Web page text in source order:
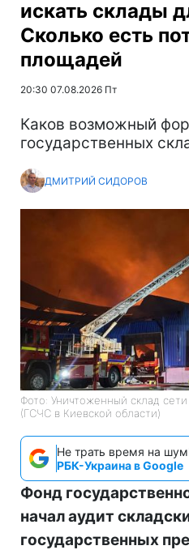
искать склады
Сколько есть
площадей
20:30 07.08.2026 Пт
Каков возможный
государственных
ДМИТРИЙ СИДОРОВ
Фото: Уничтоженный склад
(ГСЧС в Киевской области)
Не трать время на
РБК-Украина в Google
Фонд
начал аудит
государственных